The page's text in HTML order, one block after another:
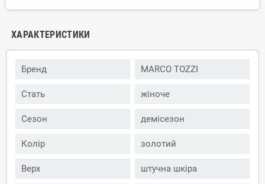
ХАРАКТЕРИСТИКИ
Бренд MARCO TOZZI
Стать жіноче
Сезон демісезон
Колір золотий
Верх штучна шкіра